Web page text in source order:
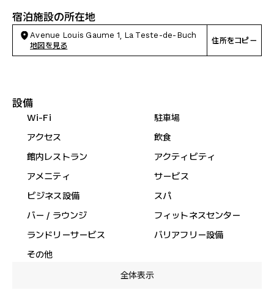
宿泊施設の所在地
Avenue Louis Gaume 1, La Teste-de-Buch
地図を見る
住所をコピー
設備
Wi-Fi
駐車場
アクセス
飲食
館内レストラン
アクティビティ
アメニティ
サービス
ビジネス設備
スパ
バー / ラウンジ
フィットネスセンター
ランドリーサービス
バリアフリー設備
その他
全体表示